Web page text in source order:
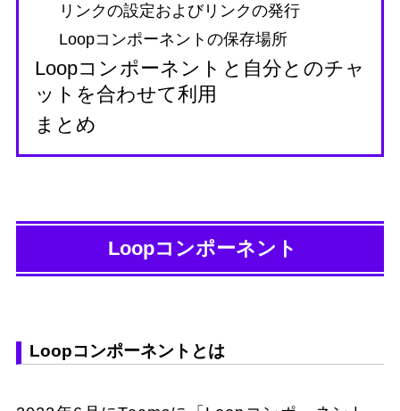
リンクの設定およびリンクの発行
Loopコンポーネントの保存場所
Loopコンポーネントと自分とのチャ
ットを合わせて利用
まとめ
Loopコンポーネント
Loopコンポーネントとは